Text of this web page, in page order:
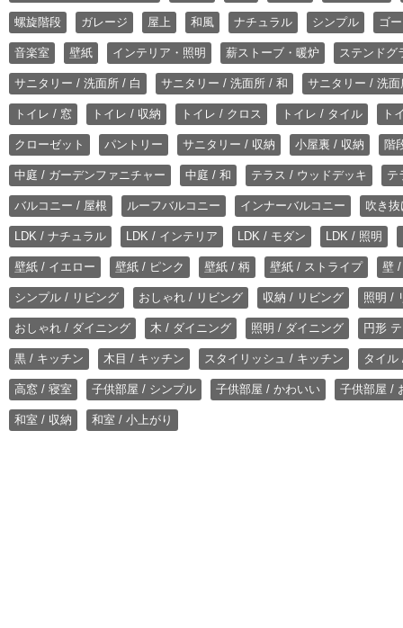
螺旋階段 ガレージ 屋上 和風 ナチュラル シンプル ゴ
音楽室 壁紙 インテリア・照明 薪ストーブ・暖炉 ステンドグ
サニタリー / 洗面所 / 白 サニタリー / 洗面所 / 和 サニタリー / 洗
トイレ / 窓 トイレ / 収納 トイレ / クロス トイレ / タイル ト
クローゼット パントリー サニタリー / 収納 小屋裏 / 収納 階
中庭 / ガーデンファニチャー 中庭 / 和 テラス / ウッドデッキ テ
バルコニー / 屋根 ルーフバルコニー インナーバルコニー 吹き
LDK / ナチュラル LDK / インテリア LDK / モダン LDK / 照明
壁紙 / イエロー 壁紙 / ピンク 壁紙 / 柄 壁紙 / ストライプ 壁
シンプル / リビング おしゃれ / リビング 収納 / リビング 照明 /
おしゃれ / ダイニング 木 / ダイニング 照明 / ダイニング 円形
黒 / キッチン 木目 / キッチン スタイリッシュ / キッチン タイル
高窓 / 寝室 子供部屋 / シンプル 子供部屋 / かわいい 子供部屋 /
和室 / 収納 和室 / 小上がり